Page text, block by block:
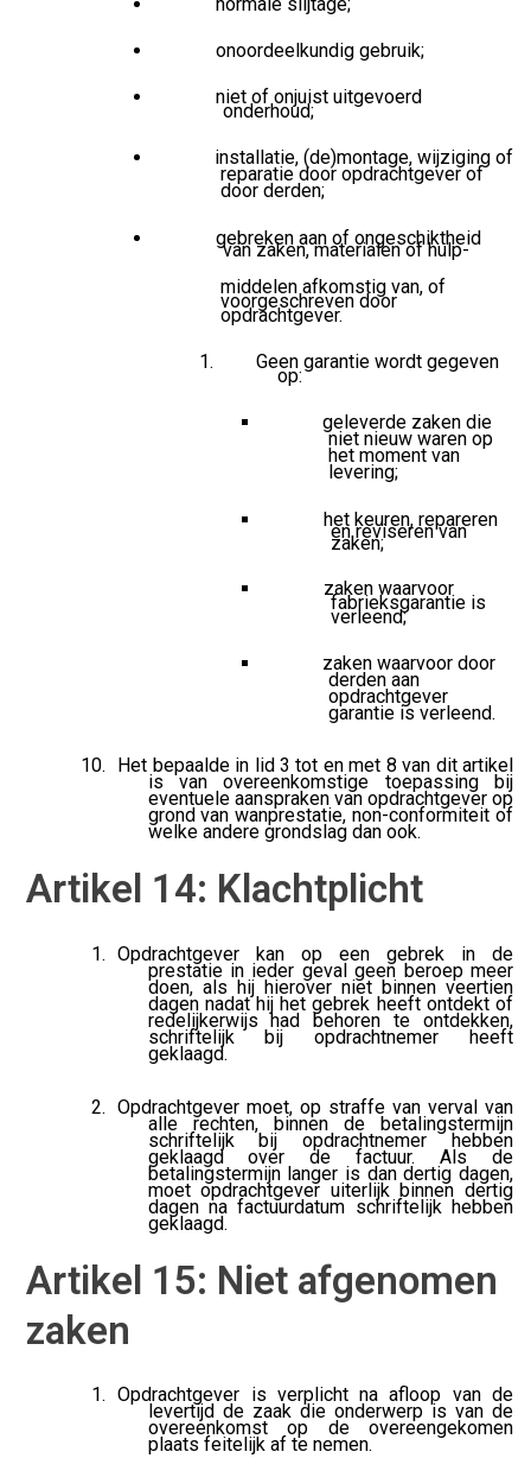
onoordeelkundig gebruik;
niet of onjuist uitgevoerd
onderhoud;
installatie, (de)montage, wijziging of
reparatie door opdrachtgever of
door derden;
gebreken aan of ongeschiktheid
van zaken, materialen of hulp-
middelen afkomstig van, of
voorgeschreven door
opdrachtgever.
Geen garantie wordt gegeven
op:
geleverde zaken die
niet nieuw waren op
het moment van
levering;
het keuren, repareren
en reviseren van
zaken;
zaken waarvoor
fabrieksgarantie is
verleend;
zaken waarvoor door
derden aan
opdrachtgever
garantie is verleend.
Het bepaalde in lid 3 tot en met 8 van dit artikel
is van overeenkomstige toepassing bij
eventuele aanspraken van opdrachtgever op
grond van wanprestatie, non-conformiteit of
welke andere grondslag dan ook.
Artikel 14: Klachtplicht
Opdrachtgever kan op een gebrek in de
prestatie in ieder geval geen beroep meer
doen, als hij hierover niet binnen veertien
dagen nadat hij het gebrek heeft ontdekt of
redelijkerwijs had behoren te ontdekken,
schriftelijk bij opdrachtnemer heeft
geklaagd.
Opdrachtgever moet, op straffe van verval van
alle rechten, binnen de betalingstermijn
schriftelijk bij opdrachtnemer hebben
geklaagd over de factuur. Als de
betalingstermijn langer is dan dertig dagen,
moet opdrachtgever uiterlijk binnen dertig
dagen na factuurdatum schriftelijk hebben
geklaagd.
Artikel 15: Niet afgenomen
zaken
Opdrachtgever is verplicht na afloop van de
levertijd de zaak die onderwerp is van de
overeenkomst op de overeengekomen
plaats feitelijk af te nemen.